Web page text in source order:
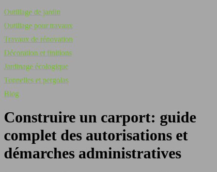
Outillage de jardin
Outillage pour travaux
Travaux de rénovation
Décoration et finitions
Jardinage écologique
Tonnelles et pergolas
Blog
Construire un carport: guide
complet des autorisations et
démarches administratives